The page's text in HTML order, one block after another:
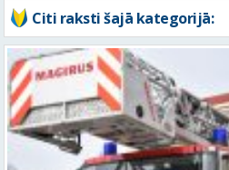
Aizvadītās nedēļas nogalē Vidzemē
piecas personas
Citi raksti šajā kategorijā: